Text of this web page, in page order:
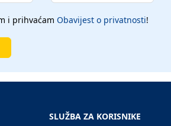
i prihvaćam Obavijest o privatnosti!
SLUŽBA ZA KORISNIKE